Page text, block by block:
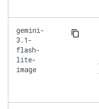
gemini-
3.1-
flash-
lite-
image